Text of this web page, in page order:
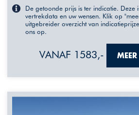
De getoonde prijs is ter indicatie. Deze
vertrekdata en uw wensen. Klik op
uitgebreider overzicht van
ons op.
VANAF 1583,-